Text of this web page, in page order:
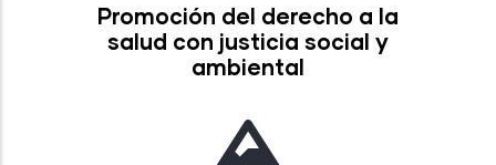
Promoción del derecho a la
salud con justicia social y
ambiental